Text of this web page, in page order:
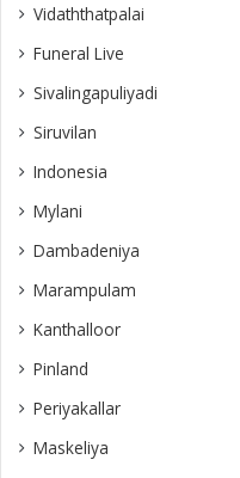
Vidaththatpalai
Funeral Live
Sivalingapuliyadi
Siruvilan
Indonesia
Mylani
Dambadeniya
Marampulam
Kanthalloor
Pinland
Periyakallar
Maskeliya